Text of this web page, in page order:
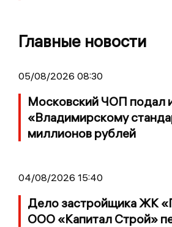
Главные новости
05/08/2026 08:30
Московский ЧОП подал
«Владимирскому
миллионов рублей
04/08/2026 15:40
Дело застройщика ЖК
ООО «Капитал Строй»